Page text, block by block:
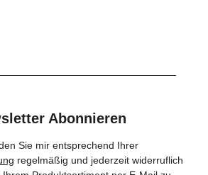
Abonnieren
Sie mir entsprechend Ihrer
regelmäßig und jederzeit widerruflich